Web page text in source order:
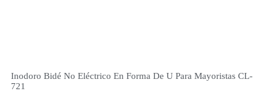
Inodoro Bidé No Eléctrico En Forma De U Para Mayoristas CL-
721